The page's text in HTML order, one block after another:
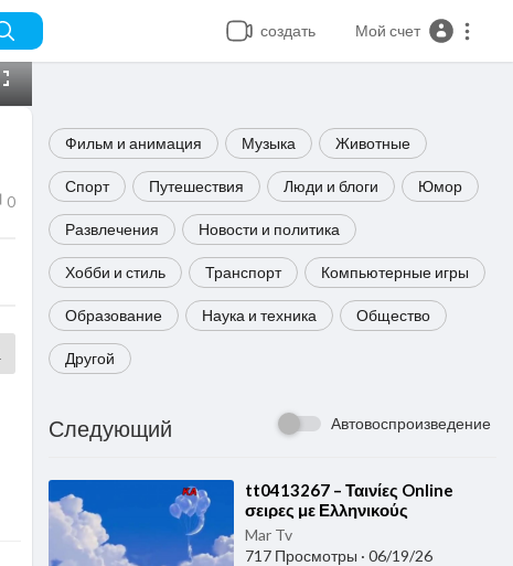
создать Мой счет
Фильм и анимация Музыка Животные
Спорт Путешествия Люди и блоги Юмор
Развлечения Новости и политика
Хобби и стиль Транспорт Компьютерные игры
Образование Наука и техника Общество
Другой
Следующий Автовоспроизведение
⁣tt0413267 – Ταινίες Online
σειρες με Ελληνικούς
Υπότιτλους δωρεάν Greek
subtitles tainies ονλινε_1
Mar Tv
717 Просмотры · 06/19/26
0